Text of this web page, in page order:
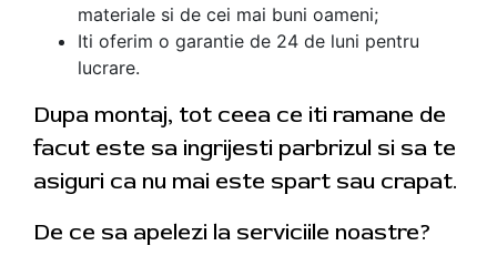
materiale si de cei mai buni oameni;
Iti oferim o garantie de 24 de luni pentru
lucrare.
Dupa montaj, tot ceea ce iti ramane de
facut este sa ingrijesti parbrizul si sa te
asiguri ca nu mai este spart sau crapat.
De ce sa apelezi la serviciile noastre?